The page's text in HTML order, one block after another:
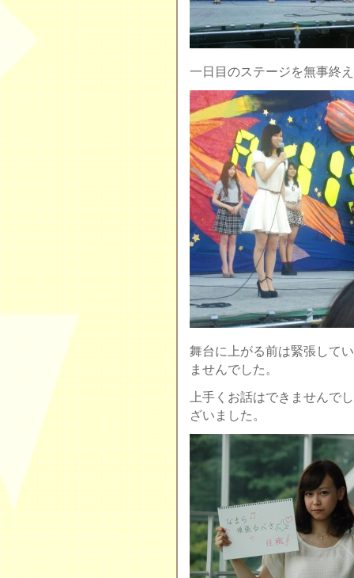
一日目のステージを無事終
舞台に上がる前は緊張して
ませんでした。
上手くお話はできませんで
ざいました。